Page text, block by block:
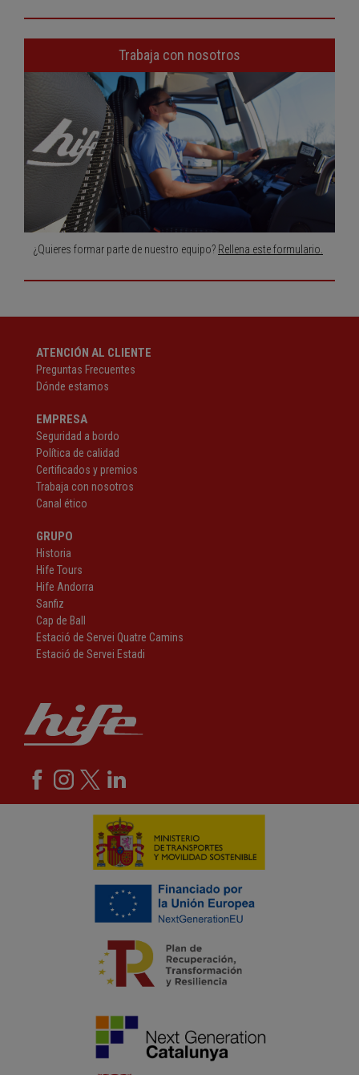
Trabaja con nosotros
¿Quieres formar parte de nuestro equipo? Rellena este formulario.
ATENCIÓN AL CLIENTE
Preguntas Frecuentes
Dónde estamos
EMPRESA
Seguridad a bordo
Política de calidad
Certificados y premios
Trabaja con nosotros
Canal ético
GRUPO
Historia
Hife Tours
Hife Andorra
Sanfiz
Cap de Ball
Estació de Servei Quatre Camins
Estació de Servei Estadi